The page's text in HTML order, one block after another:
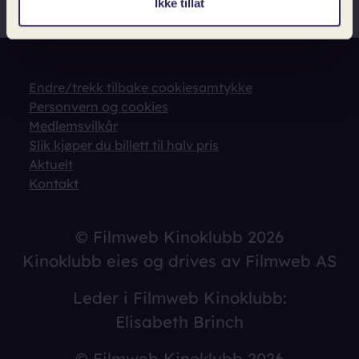
Ikke tillat
Endre/trekk tilbake cookiesamtykke
Personvern og cookies
Medlemsvilkår
Slik kjøper du billett til halv pris
Aktuelt
Kontakt
© Filmweb Kinoklubb 2026
Kinoklubb eies og drives av Filmweb AS
Leder i Filmweb Kinoklubb:
Elisabeth Brinch